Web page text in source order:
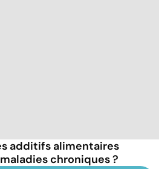
additifs alimentaires
chroniques ?